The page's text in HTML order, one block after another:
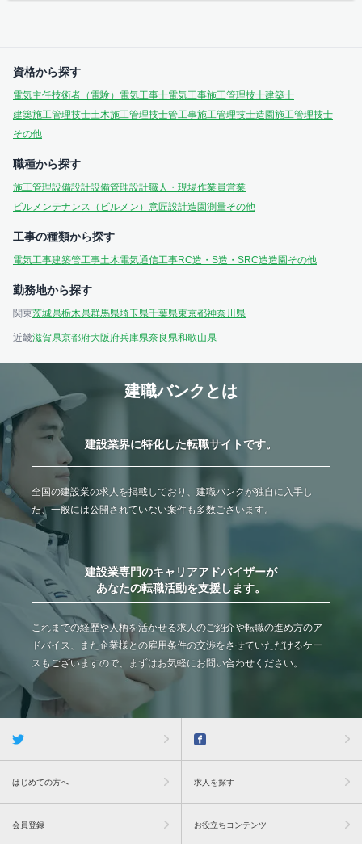
資格から探す
電気主任技術者（電験） 電気工事士電気工事施工管理技士建築士
建築施工管理技士土木施工管理技士管工事施工管理技士造園施工管理技士
その他
職種から探す
施工管理設備設計設備管理設計職人・現場作業員営業
ビルメンテナンス（ビルメン） 意匠設計造園測量その他
工事の種類から探す
電気工事建築管工事土木電気通信工事RC造・S造・SRC造造園 その他
勤務地から探す
関東茨城県栃木県群馬県埼玉県千葉県東京都神奈川県
近畿滋賀県京都府大阪府兵庫県奈良県和歌山県
建職バンクとは
建設業界に特化した転職サイトです。
全国の建設業の求人を掲載しており、建職バンクが独自に入手し
た、一般には公開されていない案件も多数ございます。
建設業専門のキャリアアドバイザーが
あなたの転職活動を支援します。
これまでの経歴や人柄を活かせる求人のご紹介や転職の進め方のア
ドバイス、また企業様との雇用条件の交渉をさせていただけるケー
スもございますので、まずはお気軽にお問い合わせください。
はじめての方へ 求人を探す
会員登録 お役立ちコンテンツ